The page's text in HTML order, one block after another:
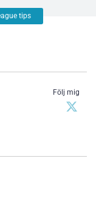
tips
Följ mig